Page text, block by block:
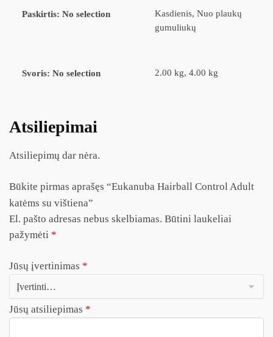
Paskirtis: No selection
Kasdienis, Nuo plaukų
gumuliukų
Svoris: No selection 2.00 kg, 4.00 kg
Atsiliepimai
Atsiliepimų dar nėra.
Būkite pirmas aprašęs “Eukanuba Hairball Control Adult
katėms su vištiena”
El. pašto adresas nebus skelbiamas. Būtini laukeliai
pažymėti *
Jūsų įvertinimas *
Jūsų atsiliepimas *